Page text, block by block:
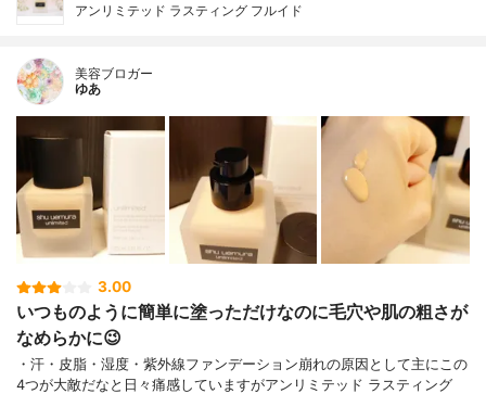
アンリミテッド ラスティング フルイド
美容ブロガー
ゆあ
3.00
いつものように簡単に塗っただけなのに毛穴や肌の粗さが
なめらかに😉
・汗・皮脂・湿度・紫外線ファンデーション崩れの原因として主にこの
4つが大敵だなと日々痛感していますがアンリミテッド ラスティング